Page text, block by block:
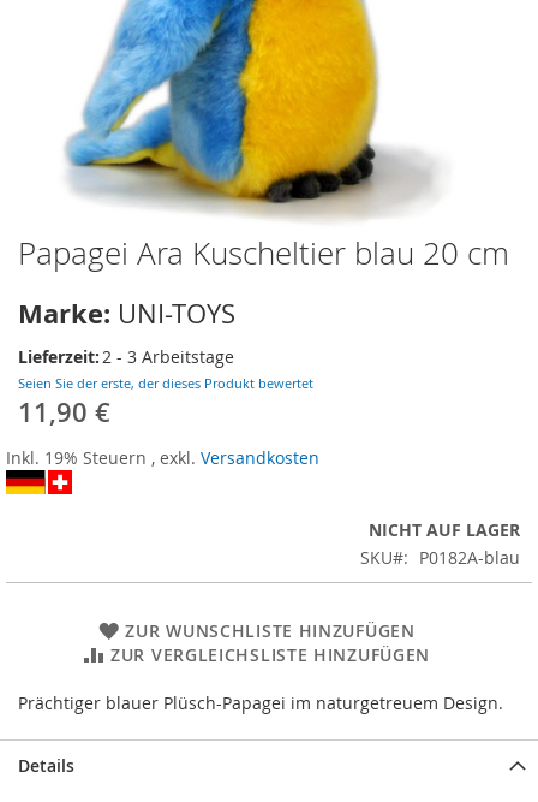
Zum
Anfang
Bildergalerie
Papagei Ara Kuscheltier blau 20 cm
Marke: UNI-TOYS
Lieferzeit:2 - 3 Arbeitstage
Seien Sie der erste, der dieses Produkt bewertet
11,90 €
Inkl. 19% Steuern , exkl. Versandkosten
NICHT AUF LAGER
SKU
P0182A-blau
ZUR WUNSCHLISTE HINZUFÜGEN
ZUR VERGLEICHSLISTE HINZUFÜGEN
Prächtiger blauer Plüsch-Papagei im naturgetreuem Design.
Details